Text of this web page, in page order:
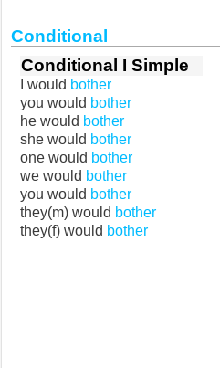
Conditional
Conditional I Simple
I would bother
you would bother
he would bother
she would bother
one would bother
we would bother
you would bother
they(m) would bother
they(f) would bother